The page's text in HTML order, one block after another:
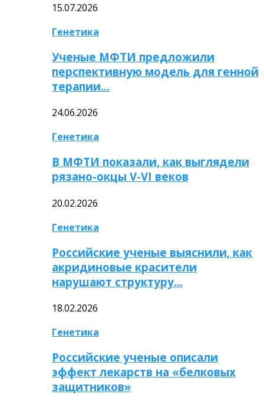
15.07.2026
Генетика
Ученые МФТИ предложили
перспективную модель для генной
терапии…
24.06.2026
Генетика
В МФТИ показали, как выглядели
рязано-окцы V-VI веков
20.02.2026
Генетика
Российские ученые выяснили, как
акридиновые красители
нарушают структуру…
18.02.2026
Генетика
Российские ученые описали
эффект лекарств на «белковых
защитников»